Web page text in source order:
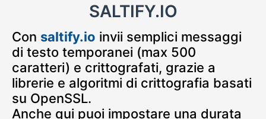
SALTIFY.IO
Con saltify.io invii semplici messaggi
di testo temporanei (max 500
caratteri) e crittografati, grazie a
librerie e algoritmi di crittografia basati
su OpenSSL.
Anche qui puoi impostare una durata